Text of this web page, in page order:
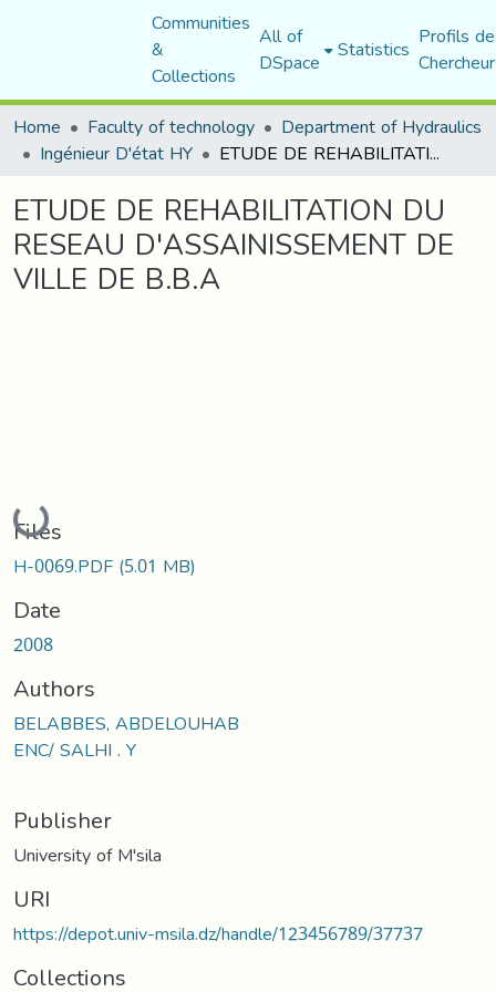
Communities
&
Collections
All of
DSpace Statistics Profils
Home
Faculty of technology Department of Hydraulics
Ingénieur D'état HY ETUDE DE REHABILITATION DU RESEAU D'ASSAINISSEMENT DE VILLE DE B.B.A
ETUDE DE REHABILITATION DU
RESEAU D'ASSAINISSEMENT DE
VILLE DE B.B.A
Loading...
Files
H-0069.PDF(5.01 MB)
Date
2008
Authors
BELABBES, ABDELOUHAB
ENC/ SALHI . Y
Publisher
University of M'sila
URI
https://depot.univ-msila.dz/handle/123456789/37737
Collections